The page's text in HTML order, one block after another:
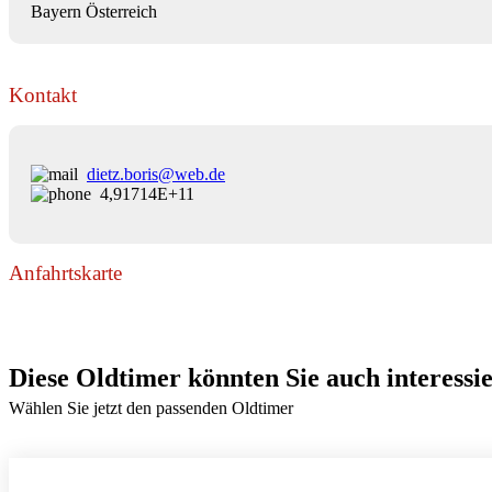
Bayern Österreich
Kontakt
dietz.boris@web.de
4,91714E+11
Anfahrtskarte
Diese Oldtimer könnten Sie auch
Wählen Sie jetzt den passenden Oldtimer